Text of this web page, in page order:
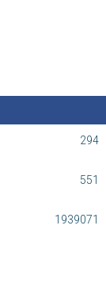
294
551
1939071